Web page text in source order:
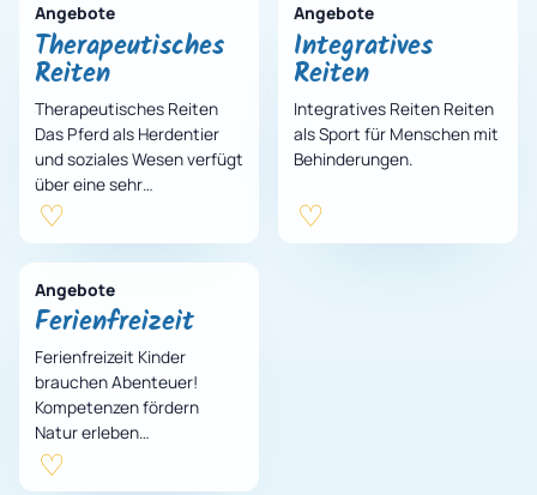
Angebote
Therapeutisches
Reiten
Therapeutisches Reiten
Das Pferd als Herdentier
und soziales Wesen verfügt
über eine sehr
differenzierte
Körpersprache und ein
feines Gespür für sein
Gegenüber…
Angebote
Integratives
Reiten
Integratives Reiten Reiten
als Sport für Menschen mit
Behinderungen.
Angebote
Ferienfreizeit
Ferienfreizeit Kinder
brauchen Abenteuer!
Kompetenzen fördern
Natur erleben
Teamfähigkeit stärken
Kontakt mit Tieren